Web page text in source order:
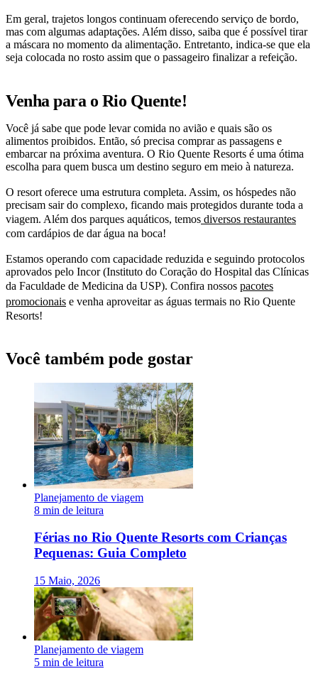
Em geral, trajetos longos continuam oferecendo serviço de bordo,
mas com algumas adaptações. Além disso, saiba que é possível tirar
a máscara no momento da alimentação. Entretanto, indica-se que ela
seja colocada no rosto assim que o passageiro finalizar a refeição.
Venha para o Rio Quente!
Você já sabe que pode levar comida no avião e quais são os
alimentos proibidos. Então, só precisa comprar as passagens e
embarcar na próxima aventura. O Rio Quente Resorts é uma ótima
escolha para quem busca um destino seguro em meio à natureza.
O resort oferece uma estrutura completa. Assim, os hóspedes não
precisam sair do complexo, ficando mais protegidos durante toda a
viagem. Além dos parques aquáticos, temos diversos restaurantes
com cardápios de dar água na boca!
Estamos operando com capacidade reduzida e seguindo protocolos
aprovados pelo Incor (Instituto do Coração do Hospital das Clínicas
da Faculdade de Medicina da USP). Confira nossos pacotes
promocionais e venha aproveitar as águas termais no Rio Quente
Resorts!
Você também pode gostar
Planejamento de viagem
8 min de leitura
Férias no Rio Quente Resorts com Crianças
Pequenas: Guia Completo
15 Maio, 2026
Planejamento de viagem
5 min de leitura